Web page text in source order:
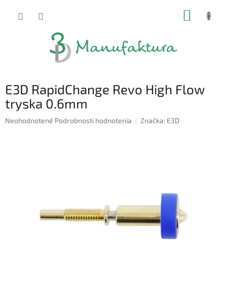
E3D RapidChange Revo High Flow
tryska 0.6mm
Priemerné
Neohodnotené Podrobnosti hodnotenia Značka: E3D